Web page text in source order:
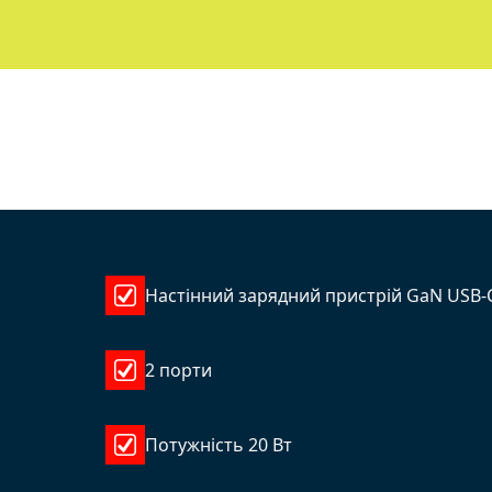
Настінний зарядний пристрій GaN USB-
2 порти
Потужність 20 Вт